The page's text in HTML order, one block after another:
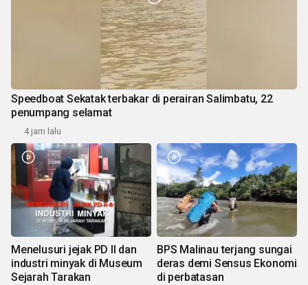
Speedboat Sekatak terbakar di perairan Salimbatu, 22
penumpang selamat
4 jam lalu
Menelusuri jejak PD II dan
industri minyak di Museum
Sejarah Tarakan
BPS Malinau terjang sungai
deras demi Sensus Ekonomi
di perbatasan